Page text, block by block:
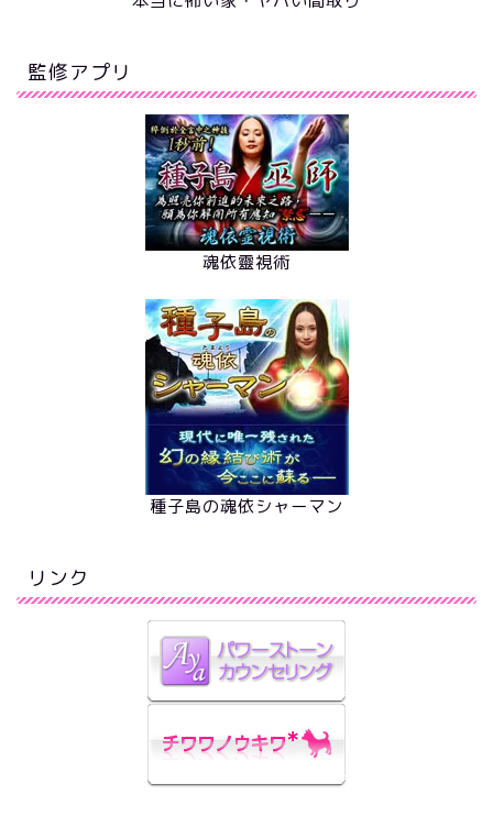
監修アプリ
魂依靈視術
種子島の魂依シャーマン
リンク